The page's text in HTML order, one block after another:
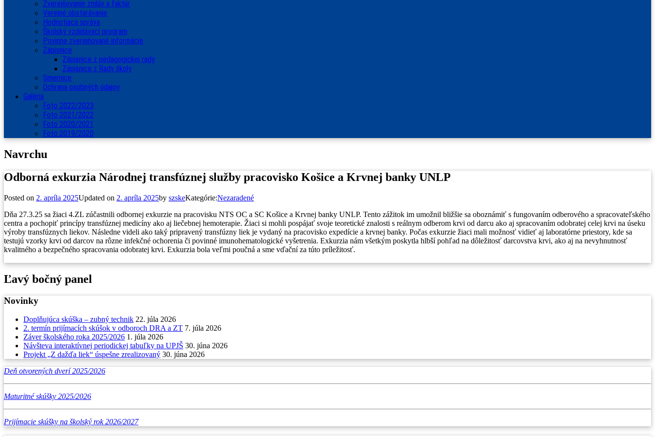
Zverejňovanie zmlúv a faktúr
Verejné obstarávanie
Hodnotiaca správa
Školský vzdelávací program
Povinne zverejňované informácie
Zápisnice
Zápisnice z pedagogickej rady
Zápisnice z Rady školy
Smernice
Ochrana osobných údajov
Galéria
Foto 2022/2023
Foto 2021/2022
Foto 2020/2021
Foto 2019/2020
Navrchu
Odborná exkurzia Národnej transfúznej služby pracovisko Košice a Krvnej banky UNLP
Posted on 2. apríla 2025Updated on 2. apríla 2025by szskeKategórie:Nezaradené
Dňa 27.3.25 sa žiaci 4.ZL zúčastnili odbornej exkurzie na pracovisku NTS OC a SC Košice a Krvnej banky UNLP. Tento zážitok im umožnil bližšie sa oboznámiť s fungovaním odberového a spracovateľského
centra a pochopiť princípy transfúznej medicíny ako aj liečebnej hemoterapie. Žiaci si mohli pospájať svoje teoretické znalosti s reálnym odberom krvi od darcu ako aj spracovaním odobratej celej krvi na úseku
výroby transfúznych liekov. Následne videli ako taký pripravený transfúzny liek je vydaný na pracovisko expedície a krvnej banky. Počas exkurzie žiaci mali možnosť vidieť aj laboratórne priestory, kde sa
testujú vzorky krvi od darcov na rôzne infekčné ochorenia či povinné imunohematologické vyšetrenia. Exkurzia nám všetkým poskytla hlbší pohľad na dôležitosť darcovstva krvi, ako aj na nevyhnutnosť
kvalitného a bezpečného spracovania odobratej krvi. Exkurzia bola veľmi poučná a sme vďační za túto príležitosť.
Ľavý bočný panel
Novinky
Doplňujúca skúška – zubný technik 22. júla 2026
2. termín prijímacích skúšok v odboroch DRA a ZT 7. júla 2026
Záver školského roka 2025/2026 1. júla 2026
Návšteva interaktívnej periodickej tabuľky na UPJŠ 30. júna 2026
Projekt „Z dažďa liek“ úspešne zrealizovaný 30. júna 2026
Deň otvorených dverí 2025/2026
Maturitné skúšky 2025/2026
Prijímacie skúšky na školský rok 2026/2027